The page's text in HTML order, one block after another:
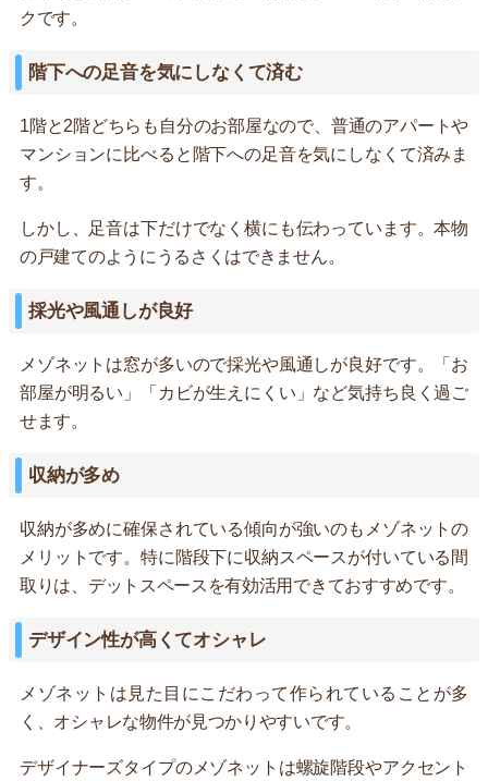
クです。
階下への足音を気にしなくて済む
1階と2階どちらも自分のお部屋なので、普通のアパートや
マンションに比べると階下への足音を気にしなくて済みま
す。
しかし、足音は下だけでなく横にも伝わっています。本物
の戸建てのようにうるさくはできません。
採光や風通しが良好
メゾネットは窓が多いので採光や風通しが良好です。「お
部屋が明るい」「カビが生えにくい」など気持ち良く過ご
せます。
収納が多め
収納が多めに確保されている傾向が強いのもメゾネットの
メリットです。特に階段下に収納スペースが付いている間
取りは、デットスペースを有効活用できておすすめです。
デザイン性が高くてオシャレ
メゾネットは見た目にこだわって作られていることが多
く、オシャレな物件が見つかりやすいです。
デザイナーズタイプのメゾネットは螺旋階段やアクセント